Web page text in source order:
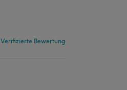
Verifizierte Bewertung